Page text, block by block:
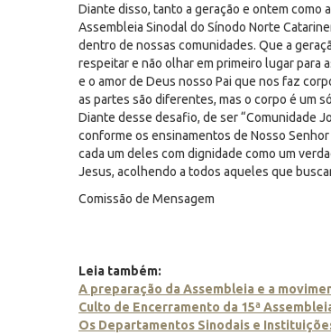
Diante disso, tanto a geração e ontem como
Assembleia Sinodal do Sínodo Norte
dentro de nossas comunidades. Que a
respeitar e não olhar em primeiro lugar para
e o amor de Deus nosso Pai que nos faz
as partes são diferentes, mas o corpo é um
Diante desse desafio, de ser “Comunidade
conforme os ensinamentos de Nosso
cada um deles com dignidade como um
Jesus, acolhendo a todos aqueles que
Comissão de Mensagem
Leia também:
A preparação da Assembleia e a
Culto de Encerramento da 15ª
Os Departamentos Sinodais e